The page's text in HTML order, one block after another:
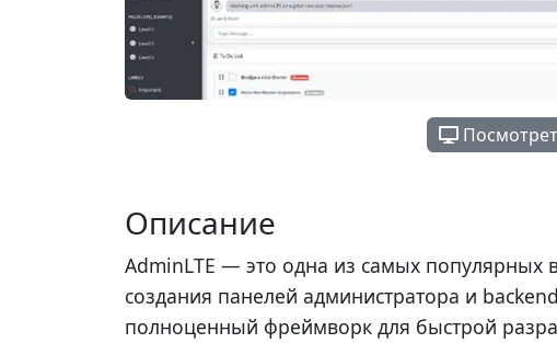
Описание
AdminLTE — это одна из самых
создания панелей администратора и
полноценный фреймворк для быстрой